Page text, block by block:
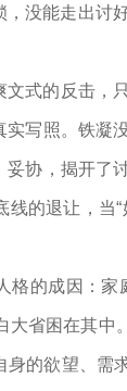
，没能走出
式的反击，
写照。铁凝
协，揭开了
的退让，当
的成因：
大省困在其
的欲望、需